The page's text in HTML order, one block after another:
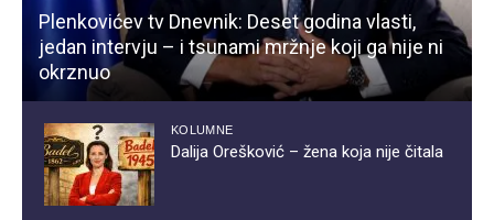
Plenkovićev tv Dnevnik: Deset godina vlasti,
jedan intervju – i tsunami mržnje koji ga nije ni
okrznuo
KOLUMNE
Dalija Orešković – žena koja nije čitala